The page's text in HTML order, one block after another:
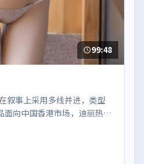
99:48
叙事上采用多线并进，类型
面向中国香港市场，迪丽热
动关键反转，结尾留白引发